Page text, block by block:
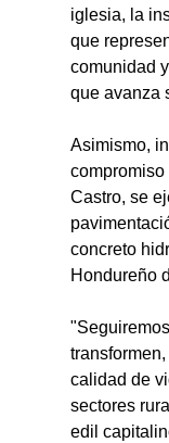
iglesia, la
que
comunidad
que avanza
Asimismo,
Castro, se
concreto
Hondureño
calidad de
sectores
edil